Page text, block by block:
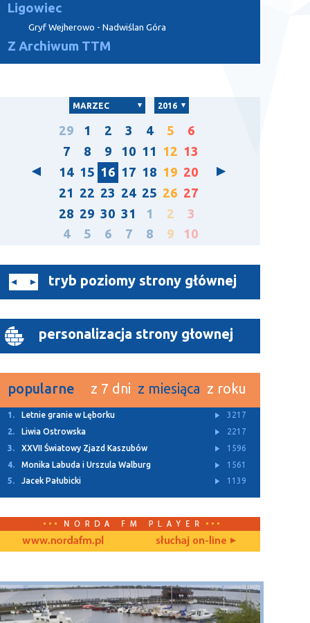
Ligowiec
Gryf Wejherowo - Nadwiślan Góra
Z Archiwum TTM
MARZEC 2016
29 1 2 3 4 5
6
7
8 9 10 11 12 13
14 15 16 17 18 19 20
21 22 23 24 25 26 27
28 29 30 31 1 2
3
4
5 6 7 8 9 10
tryb poziomy strony głównej
personalizacja strony głownej
popularne z 7 dni z miesiąca z roku
1. Letnie granie w Lęborku
3217
2.
Liwia Ostrowska
2217
3.
XXVII Światowy Zjazd Kaszubów
1596
4.
Monika Labuda i Urszula Walburg
1561
5.
Jacek Pałubicki 1139